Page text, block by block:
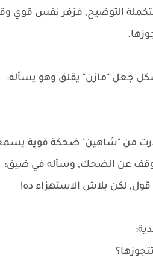
التوضيح, فزفر نفس قوي
جعل "مازن" يقلق وهو يسأله:
من "شاهين" ضحكة قوية
عن الضحك, وسأله في ضيق:
لكن بلاش الاستهزاء ده!